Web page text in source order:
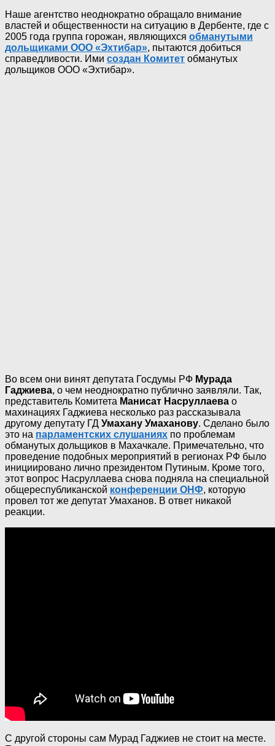
Наше агентство неоднократно обращало внимание
властей и общественности на ситуацию в Дербенте, где с
2005 года группа горожан, являющихся обманутыми
дольщиками ООО «Эхтибар», пытаются добиться
справедливости. Ими создан Комитет обманутых
дольщиков ООО «Эхтибар».
Во всем они винят депутата Госдумы РФ Мурада
Гаджиева, о чем неоднократно публично заявляли. Так,
представитель Комитета Манисат Насруллаева о
махинациях Гаджиева несколько раз рассказывала
другому депутату ГД Умахану Умаханову. Сделано было
это на парламентских слушаниях по проблемам
обманутых дольщиков в Махачкале. Примечательно, что
проведение подобных мероприятий в регионах РФ было
инициировано лично президентом Путиным. Кроме того,
этот вопрос Насруллаева снова подняла на специальной
общереспубликанской конференции ОНФ, которую
провел тот же депутат Умаханов. В ответ никакой
реакции.
С другой стороны сам Мурад Гаджиев не стоит на месте.